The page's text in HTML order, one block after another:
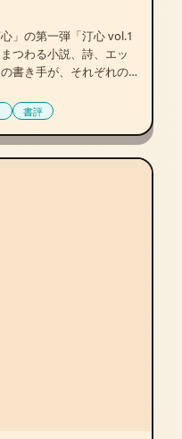
」の第一弾「汀心 vol.1
つわる小説、詩、エッ
書き手が、それぞれの
る。
書評